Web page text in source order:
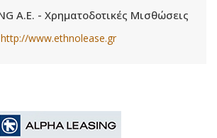
Α.Ε. - Χρηματοδοτικές Μισθώσεις
http://www.ethnolease.gr